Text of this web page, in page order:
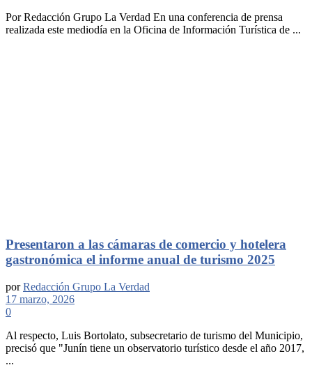
Por Redacción Grupo La Verdad En una conferencia de prensa
realizada este mediodía en la Oficina de Información Turística de ...
Presentaron a las cámaras de comercio y hotelera
gastronómica el informe anual de turismo 2025
por Redacción Grupo La Verdad
17 marzo, 2026
0
Al respecto, Luis Bortolato, subsecretario de turismo del Municipio,
precisó que "Junín tiene un observatorio turístico desde el año 2017,
...